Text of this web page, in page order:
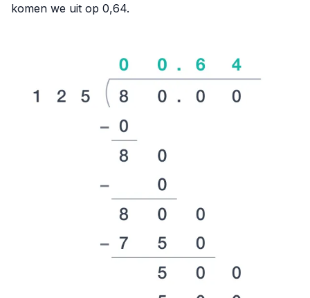
komen we uit op 0,64.